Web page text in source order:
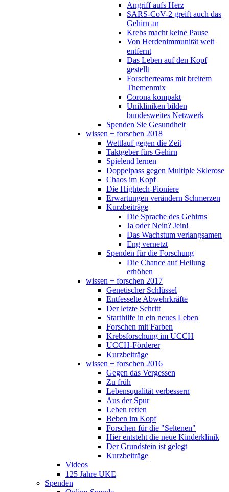
Angriff aufs Herz
SARS-CoV-2 greift auch das
Gehirn an
Krebs macht keine Pause
Von Herdenimmunität weit
entfernt
Das Leben auf den Kopf
gestellt
Forscherteams mit breitem
Themenmix
Corona kompakt
Unikliniken bilden
bundesweites Netzwerk
Spenden Sie Gesundheit
wissen + forschen 2018
Wettlauf gegen die Zeit
Taktgeber fürs Gehirn
Spielend lernen
Doppelpass gegen Multiple Sklerose
Chaos im Kopf
Die Hightech-Pioniere
Erwartungen verändern Schmerzen
Kurzbeiträge
Die Sprache des Gehirns
Ja oder Nein? Jein!
Das Wachstum verlangsamen
Eng vernetzt
Spenden für die Forschung
Die Chance auf Heilung
erhöhen
wissen + forschen 2017
Genetischer Schlüssel
Entfesselte Abwehrkräfte
Der letzte Schritt
Starthilfe in ein neues Leben
Forschen mit Farben
Krebsforschung im UCCH
UCCH-Förderer
Kurzbeiträge
wissen + forschen 2016
Gegen das Vergessen
Zu früh
Lebensqualität verbessern
Aus der Spur
Leben retten
Beben im Kopf
Forschen für die "Seltenen"
Hier entsteht die neue Kinderklinik
Der Grundstein ist gelegt
Kurzbeiträge
Videos
125 Jahre UKE
Spenden